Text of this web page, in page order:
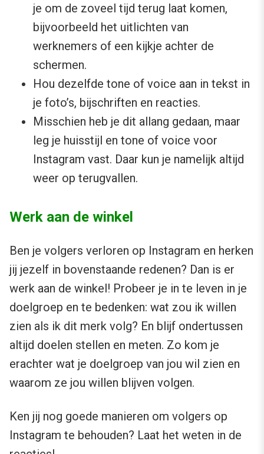
je om de zoveel tijd terug laat komen,
bijvoorbeeld het uitlichten van
werknemers of een kijkje achter de
schermen.
Hou dezelfde tone of voice aan in tekst in
je foto’s, bijschriften en reacties.
Misschien heb je dit allang gedaan, maar
leg je huisstijl en tone of voice voor
Instagram vast. Daar kun je namelijk altijd
weer op terugvallen.
Werk aan de winkel
Ben je volgers verloren op Instagram en herken
jij jezelf in bovenstaande redenen? Dan is er
werk aan de winkel! Probeer je in te leven in je
doelgroep en te bedenken: wat zou ik willen
zien als ik dit merk volg? En blijf ondertussen
altijd doelen stellen en meten. Zo kom je
erachter wat je doelgroep van jou wil zien en
waarom ze jou willen blijven volgen.
Ken jij nog goede manieren om volgers op
Instagram te behouden? Laat het weten in de